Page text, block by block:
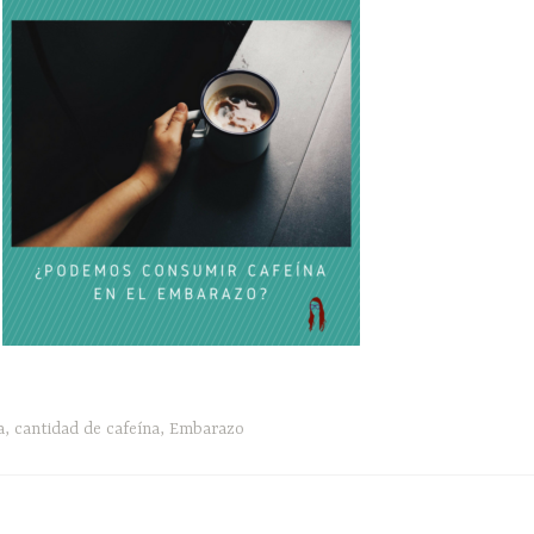
, cantidad de cafeína, Embarazo